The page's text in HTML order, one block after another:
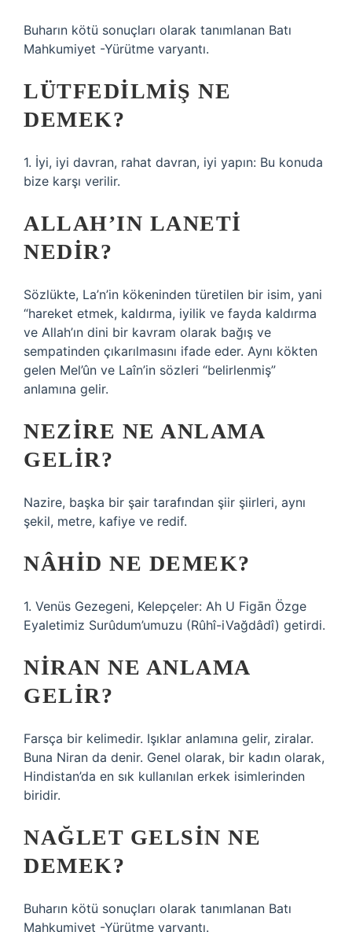
Buharın kötü sonuçları olarak tanımlanan Batı
Mahkumiyet -Yürütme varyantı.
LÜTFEDILMIŞ NE
DEMEK?
1. İyi, iyi davran, rahat davran, iyi yapın: Bu konuda
bize karşı verilir.
ALLAH’IN LANETI
NEDIR?
Sözlükte, La’n’in kökeninden türetilen bir isim, yani
“hareket etmek, kaldırma, iyilik ve fayda kaldırma
ve Allah’ın dini bir kavram olarak bağış ve
sempatinden çıkarılmasını ifade eder. Aynı kökten
gelen Mel’ûn ve Laîn’in sözleri “belirlenmiş”
anlamına gelir.
NEZIRE NE ANLAMA
GELIR?
Nazire, başka bir şair tarafından şiir şiirleri, aynı
şekil, metre, kafiye ve redif.
NÂHID NE DEMEK?
1. Venüs Gezegeni, Kelepçeler: Ah U Figān Özge
Eyaletimiz Surûdum’umuzu (Rûhî-iVağdâdî) getirdi.
NIRAN NE ANLAMA
GELIR?
Farsça bir kelimedir. Işıklar anlamına gelir, ziralar.
Buna Niran da denir. Genel olarak, bir kadın olarak,
Hindistan’da en sık kullanılan erkek isimlerinden
biridir.
NAĞLET GELSIN NE
DEMEK?
Buharın kötü sonuçları olarak tanımlanan Batı
Mahkumiyet -Yürütme varyantı.